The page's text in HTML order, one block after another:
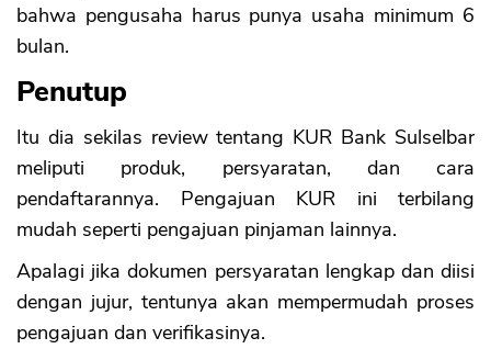
bahwa pengusaha harus punya usaha minimum 6
bulan.
Penutup
Itu dia sekilas review tentang KUR Bank Sulselbar
meliputi produk, persyaratan, dan cara
pendaftarannya. Pengajuan KUR ini terbilang
mudah seperti pengajuan pinjaman lainnya.
Apalagi jika dokumen persyaratan lengkap dan diisi
dengan jujur, tentunya akan mempermudah proses
pengajuan dan verifikasinya.